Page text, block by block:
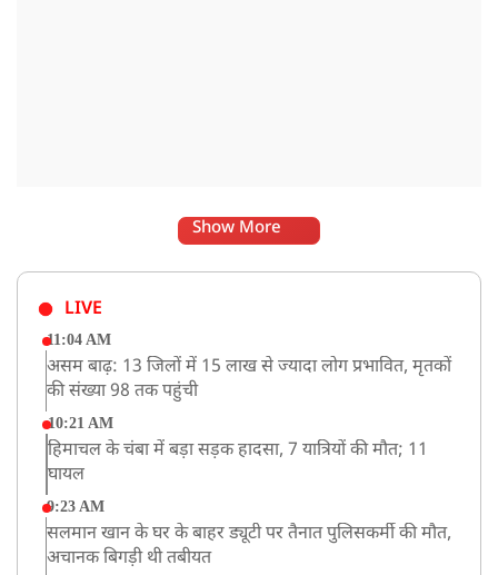
Show More
LIVE
11:04 AM
असम बाढ़: 13 जिलों में 15 लाख से ज्यादा लोग प्रभावित, मृतकों
की संख्या 98 तक पहुंची
10:21 AM
हिमाचल के चंबा में बड़ा सड़क हादसा, 7 यात्रियों की मौत; 11
घायल
9:23 AM
सलमान खान के घर के बाहर ड्यूटी पर तैनात पुलिसकर्मी की मौत,
अचानक बिगड़ी थी तबीयत